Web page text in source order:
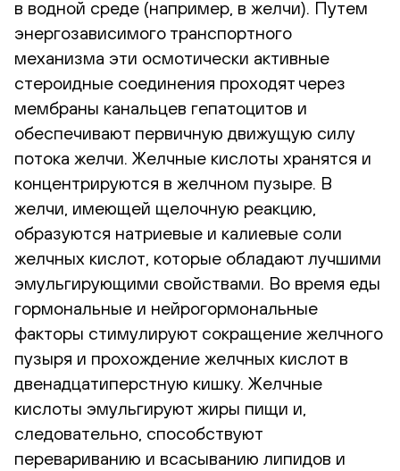
в водной среде (например, в желчи). Путем
энергозависимого транспортного
механизма эти осмотически активные
стероидные соединения проходят через
мембраны канальцев гепатоцитов и
обеспечивают первичную движущую силу
потока желчи. Желчные кислоты хранятся и
концентрируются в желчном пузыре. В
желчи, имеющей щелочную реакцию,
образуются натриевые и калиевые соли
желчных кислот, которые обладают лучшими
эмульгирующими свойствами. Во время еды
гормональные и нейрогормональные
факторы стимулируют сокращение желчного
пузыря и прохождение желчных кислот в
двенадцатиперстную кишку. Желчные
кислоты эмульгируют жиры пищи и,
следовательно, способствуют
перевариванию и всасыванию липидов и